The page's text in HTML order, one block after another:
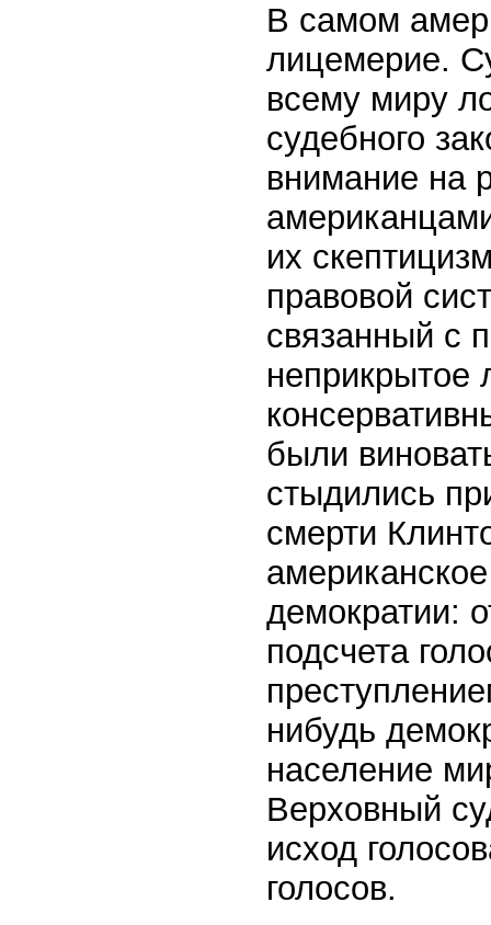
В самом
лицемерие.
всему миру
судебного
внимание на
их
правовой
связанный с
неприкрытое
были
стыдились
смерти
демократии:
подсчета
нибудь
население
Верховный
исход
голосов.